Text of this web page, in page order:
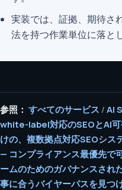
実装では、証拠、期待さ
法を持つ作業単位に落と
参照： すべてのサービス / AI
white-label対応のSEOとAI可
けの、複数拠点対応SEOシス
— コンプライアンス最優先で
ームのためのガバナンスされ
事に合うバイヤーパスを見つ